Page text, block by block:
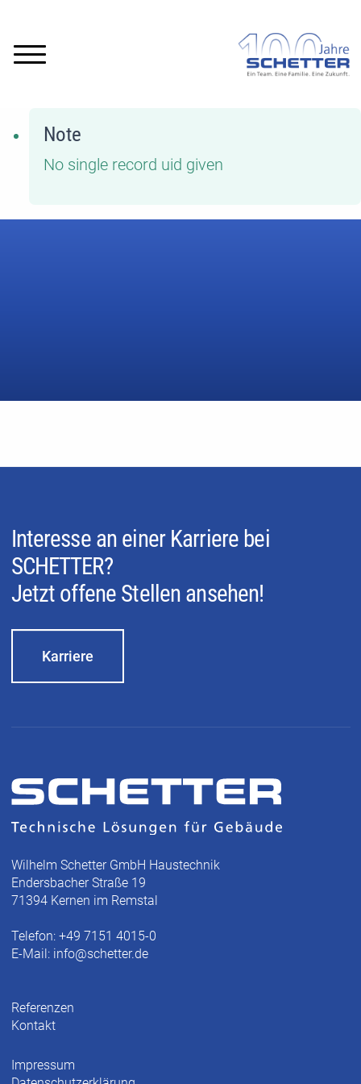
Note
No single record uid given
Interesse an einer Karriere bei
SCHETTER?
Jetzt offene Stellen ansehen!
Karriere
Wilhelm Schetter GmbH Haustechnik
Endersbacher Straße 19
71394 Kernen im Remstal
Telefon: +49 7151 4015-0
E-Mail: info@schetter.de
Referenzen
Kontakt
Impressum